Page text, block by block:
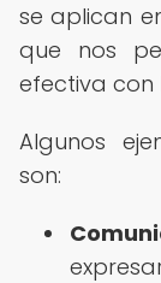
se aplican
que nos
efectiva con
Algunos
son: